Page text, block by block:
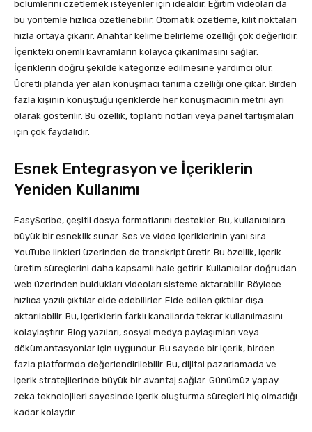
bölümlerini özetlemek isteyenler için idealdir. Eğitim videoları da
bu yöntemle hızlıca özetlenebilir. Otomatik özetleme, kilit noktaları
hızla ortaya çıkarır. Anahtar kelime belirleme özelliği çok değerlidir.
İçerikteki önemli kavramların kolayca çıkarılmasını sağlar.
İçeriklerin doğru şekilde kategorize edilmesine yardımcı olur.
Ücretli planda yer alan konuşmacı tanıma özelliği öne çıkar. Birden
fazla kişinin konuştuğu içeriklerde her konuşmacının metni ayrı
olarak gösterilir. Bu özellik, toplantı notları veya panel tartışmaları
için çok faydalıdır.
Esnek Entegrasyon ve İçeriklerin
Yeniden Kullanımı
EasyScribe, çeşitli dosya formatlarını destekler. Bu, kullanıcılara
büyük bir esneklik sunar. Ses ve video içeriklerinin yanı sıra
YouTube linkleri üzerinden de transkript üretir. Bu özellik, içerik
üretim süreçlerini daha kapsamlı hale getirir. Kullanıcılar doğrudan
web üzerinden buldukları videoları sisteme aktarabilir. Böylece
hızlıca yazılı çıktılar elde edebilirler. Elde edilen çıktılar dışa
aktarılabilir. Bu, içeriklerin farklı kanallarda tekrar kullanılmasını
kolaylaştırır. Blog yazıları, sosyal medya paylaşımları veya
dökümantasyonlar için uygundur. Bu sayede bir içerik, birden
fazla platformda değerlendirilebilir. Bu, dijital pazarlamada ve
içerik stratejilerinde büyük bir avantaj sağlar. Günümüz yapay
zeka teknolojileri sayesinde içerik oluşturma süreçleri hiç olmadığı
kadar kolaydır.